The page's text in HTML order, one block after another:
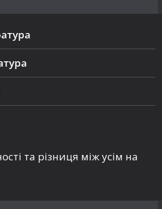
та різниця між усім на